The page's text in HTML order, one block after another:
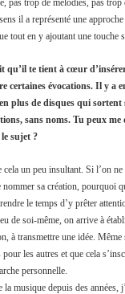
pas trop de mélodies, pas trop
il a représenté une
tout en y ajoutant une touche
qu’il te tient à cœur
certaines évocations. Il y a
plus de disques qui sortent
sans noms. Tu peux me
sujet ?
cela un peu insultant. Si l’on ne
nommer sa création, pourquoi
le temps d’y prêter
de soi-même, on arrive à
à transmettre une idée.
pour les autres et que cela
personnelle.
la musique depuis des années,